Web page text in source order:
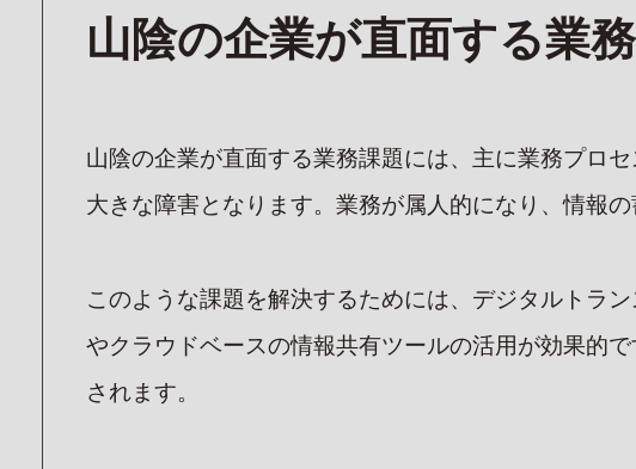
山陰の企業が直面する業
山陰の企業が直面する業務課題には、主に業務プロ
大きな障害となります。業務が属人的になり、情報
このような課題を解決するためには、デジタルトラ
やクラウドベースの情報共有ツールの活用が効果的
されます。